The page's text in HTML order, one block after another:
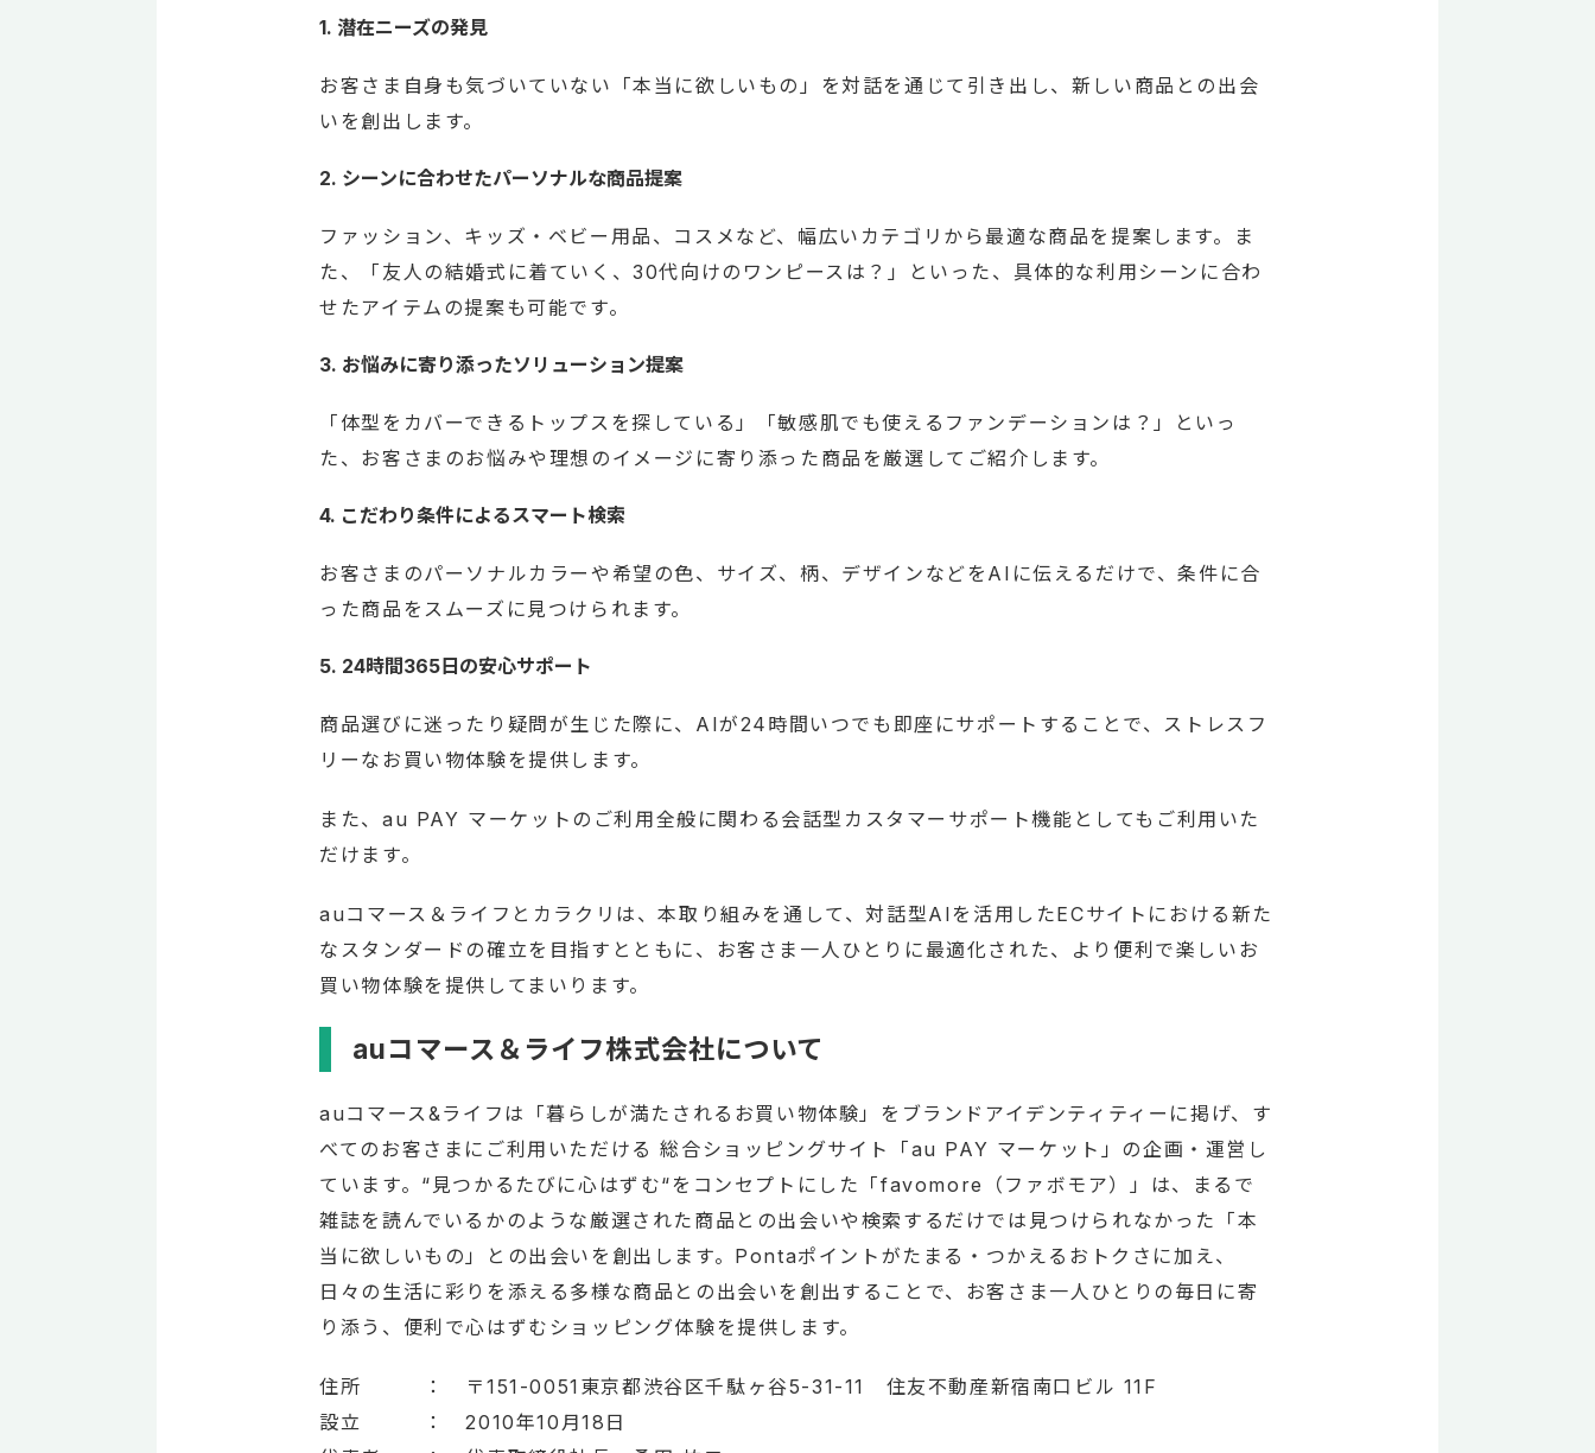
1. 潜在ニーズの発見
お客さま自身も気づいていない「本当に欲しいもの」を対話を通じて引き出し、新しい商品との出会
いを創出します。
2. シーンに合わせたパーソナルな商品提案
ファッション、キッズ・ベビー用品、コスメなど、幅広いカテゴリから最適な商品を提案します。ま
た、「友人の結婚式に着ていく、30代向けのワンピースは？」といった、具体的な利用シーンに合わ
せたアイテムの提案も可能です。
3. お悩みに寄り添ったソリューション提案
「体型をカバーできるトップスを探している」「敏感肌でも使えるファンデーションは？」といっ
た、お客さまのお悩みや理想のイメージに寄り添った商品を厳選してご紹介します。
4. こだわり条件によるスマート検索
お客さまのパーソナルカラーや希望の色、サイズ、柄、デザインなどをAIに伝えるだけで、条件に合
った商品をスムーズに見つけられます。
5. 24時間365日の安心サポート
商品選びに迷ったり疑問が生じた際に、AIが24時間いつでも即座にサポートすることで、ストレスフ
リーなお買い物体験を提供します。
また、au PAY マーケットのご利用全般に関わる会話型カスタマーサポート機能としてもご利用いた
だけます。
auコマース＆ライフとカラクリは、本取り組みを通して、対話型AIを活用したECサイトにおける新た
なスタンダードの確立を目指すとともに、お客さま一人ひとりに最適化された、より便利で楽しいお
買い物体験を提供してまいります。
auコマース＆ライフ株式会社について
auコマース&ライフは「暮らしが満たされるお買い物体験」をブランドアイデンティティーに掲げ、す
べてのお客さまにご利用いただける 総合ショッピングサイト「au PAY マーケット」の企画・運営し
ています。“見つかるたびに心はずむ“をコンセプトにした「favomore（ファボモア）」は、まるで
雑誌を読んでいるかのような厳選された商品との出会いや検索するだけでは見つけられなかった「本
当に欲しいもの」との出会いを創出します。Pontaポイントがたまる・つかえるおトクさに加え、
日々の生活に彩りを添える多様な商品との出会いを創出することで、お客さま一人ひとりの毎日に寄
り添う、便利で心はずむショッピング体験を提供します。
住所 ： 〒151-0051東京都渋谷区千駄ヶ谷5-31-11 住友不動産新宿南口ビル 11F
設立 ： 2010年10月18日